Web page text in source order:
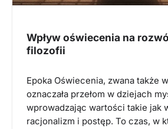
Wpływ oświecenia na
filozofii
Epoka Oświecenia, zwana także
oznaczała przełom w dziejach
wprowadzając wartości takie jak
racjonalizm i postęp. To czas, w